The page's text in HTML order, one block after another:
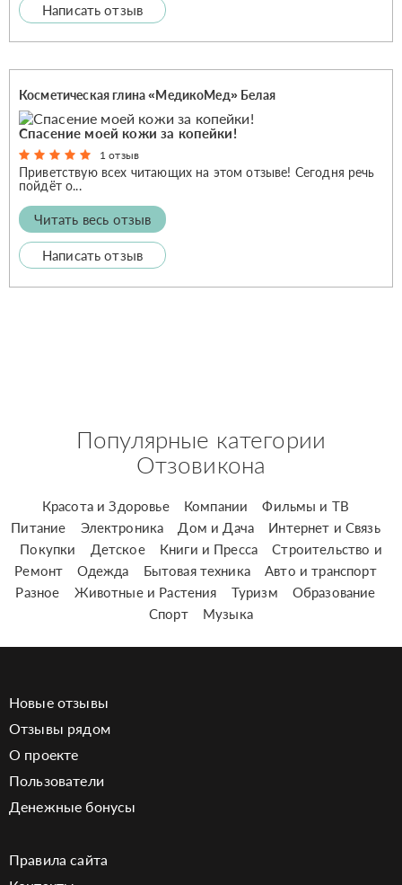
Написать отзыв
Косметическая глина «МедикоМед» Белая
Спасение моей кожи за копейки!
1 отзыв
Приветствую всех читающих на этом отзыве! Сегодня речь
пойдёт о...
Читать весь отзыв
Написать отзыв
Популярные категории
Отзовикона
Красота и Здоровье Компании
Фильмы и ТВ
Питание
Электроника Дом и Дача
Интернет и Связь
Покупки
Детское Книги и Пресса
Строительство и
Ремонт
Одежда Бытовая техника
Авто и транспорт
Разное
Животные и Растения Туризм
Образование
Спорт
Музыка
Новые отзывы
Отзывы рядом
О проекте
Пользователи
Денежные бонусы
Правила сайта